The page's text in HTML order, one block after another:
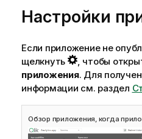
Настройки
Если приложение не
щелкнуть
, чтобы
приложения. Для
информации см. раздел
Обзор приложения, когда